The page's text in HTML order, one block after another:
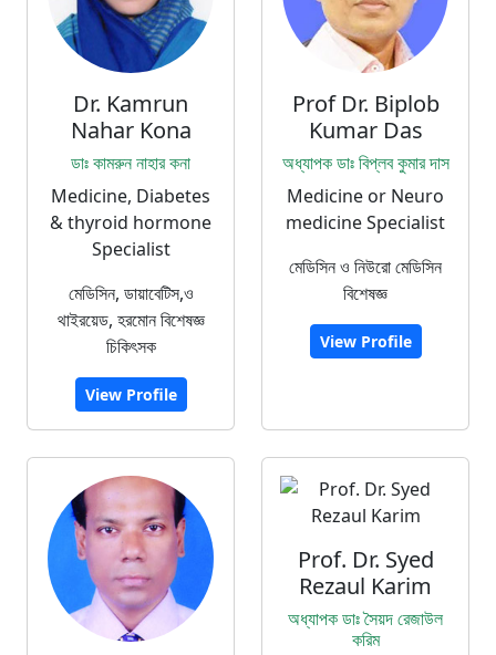
Dr. Kamrun
Nahar Kona
ডাঃ কামরুন নাহার কনা
Medicine, Diabetes
& thyroid hormone
Specialist
মেডিসিন, ডায়াবেটিস,ও
থাইরয়েড, হরমোন বিশেষজ্ঞ
চিকিৎসক
View Profile
Prof Dr. Biplob
Kumar Das
অধ্যাপক ডাঃ বিপ্লব কুমার দাস
Medicine or Neuro
medicine Specialist
মেডিসিন ও নিউরো মেডিসিন
বিশেষজ্ঞ
View Profile
Prof. Dr. Syed
Rezaul Karim
অধ্যাপক ডাঃ সৈয়দ রেজাউল
করিম